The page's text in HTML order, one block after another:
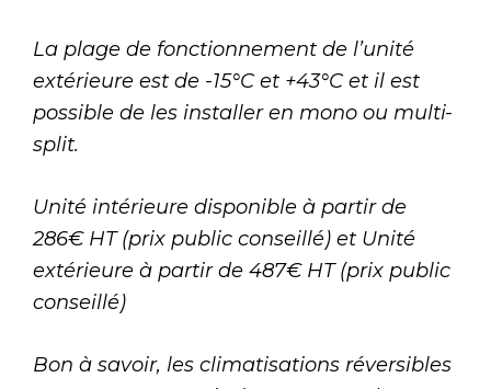
La plage de fonctionnement de l’unité
extérieure est de -15°C et +43°C et il est
possible de les installer en mono ou multi-
split.
Unité intérieure disponible à partir de
286€ HT (prix public conseillé) et Unité
extérieure à partir de 487€ HT (prix public
conseillé)
Bon à savoir, les climatisations réversibles